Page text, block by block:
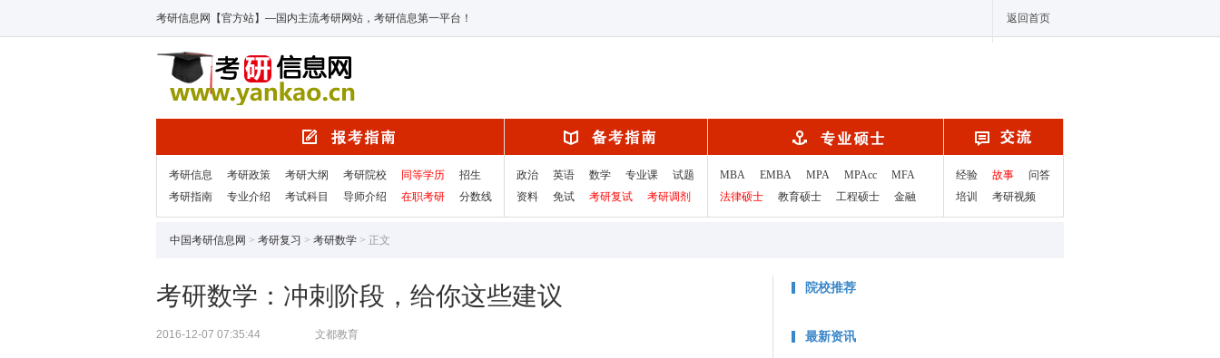
考研信息网【官方站】—国内主流考研网站，考研信息第一平台！ 返回首页
考研信息 考研政策 考研大纲 考研院校 同等学历
招生
考研指南
专业介绍 考试科目 导师介绍 在职考研 分数线
政治 英语 数学 专业课
试题
资料
免试 考研复试 考研调剂
MBA EMBA MPA MPAcc
MFA
法律硕士
教育硕士 工程硕士 金融
经验 故事
问答
培训
考研视频
中国考研信息网 > 考研复习 > 考研数学 > 正文
考研数学：冲刺阶段，给你这些建议
2016-12-07 07:35:44 文都教育
院校推荐
最新资讯